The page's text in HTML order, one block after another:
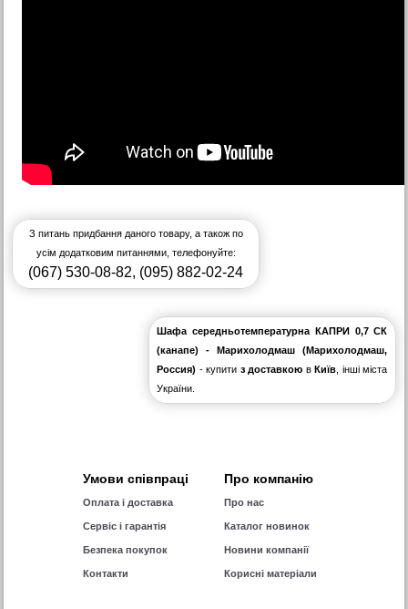
З питань придбання даного товару, а також по
усім додатковим питаннями, телефонуйте:
(067) 530-08-82, (095) 882-02-24
Шафа середньотемпературна КАПРИ 0,7 СК
(канапе) - Марихолодмаш (Марихолодмаш,
Россия) - купити з доставкою вКиїв , інші міста
України.
Умови співпраці
Оплата і доставка
Сервіс і гарантія
Безпека покупок
Контакти
Про компанію
Про нас
Каталог новинок
Новини компанії
Корисні матеріали